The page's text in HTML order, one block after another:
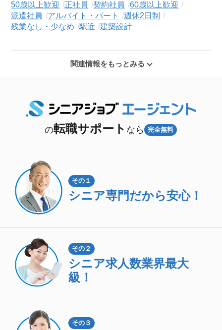
50歳以上歓迎 正社員 契約社員
60歳以上歓迎
派遣社員
アルバイト・パート
週休2日制
残業なし・少なめ
駅近 建築設計
関連情報をもっとみる
の転職サポート なら 完全無料
その１
シニア専門だから安心！
その２
シニア求人数業界最大
級！
その３